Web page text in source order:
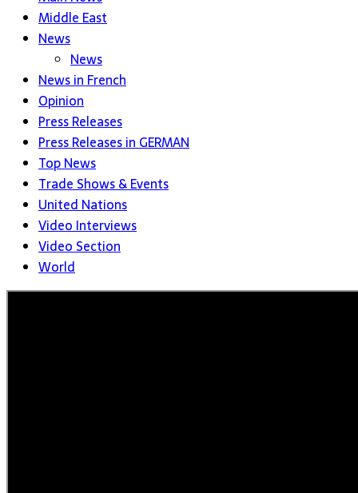
Middle East
News
News
News in French
Opinion
Press Releases
Press Releases in GERMAN
Top News
Trade Shows & Events
United Nations
Video Interviews
Video Section
World